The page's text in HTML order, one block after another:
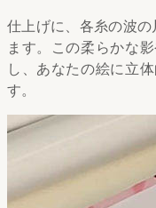
仕上げに、各糸の波
ます。この柔らかな
し、あなたの絵に立
す。